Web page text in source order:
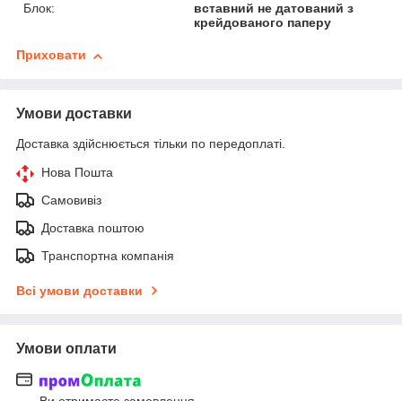
Блок:
вставний не датований з
крейдованого паперу
Приховати
Умови доставки
Доставка здійснюється тільки по передоплаті.
Нова Пошта
Самовивіз
Доставка поштою
Транспортна компанія
Всі умови доставки
Умови оплати